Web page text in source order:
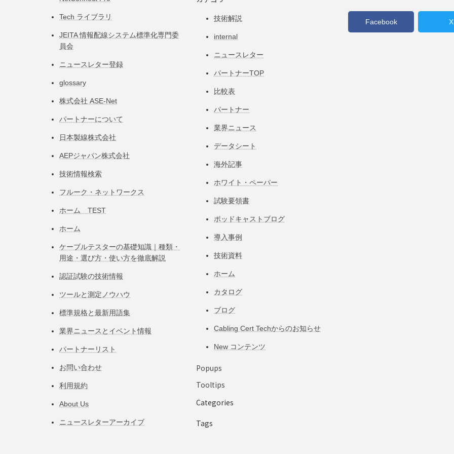
Tech ライブラリ
JEITA 情報配線システム標準化専⾨委
員会
ニュースレター登録
glossary
株式会社 ASE-Net
パートナーについて
日本製線株式会社
AEPジャパン株式会社
技術情報検索
フルーク・ネットワークス
ホーム TEST
ホーム
ケーブルテスターの基礎知識｜種類・
用途・選び方・使い方を徹底解説
認証試験の技術情報
ツールと測定ノウハウ
標準規格と最新用語集
業界ニュースとイベント情報
パートナーリスト
お問い合わせ
利用規約
About Us
ニュースレターアーカイブ
技術解説
internal
ニュースレター
パートナーTOP
比較表
パートナー
業界ニュース
データシート
海外記事
ホワイト・ペーパー
試験要領書
ポッドキャストブログ
導入事例
技術資料
ホーム
カタログ
ブログ
Cabling Cert Techからのお知らせ
New コンテンツ
Popups
Tooltips
Categories
Tags
Facebook X